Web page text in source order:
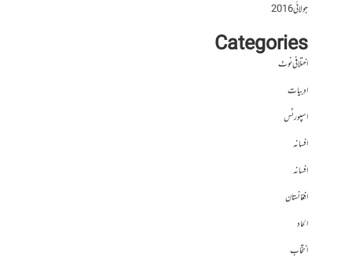
جولائی 2016
Categories
اختلافی نوٹ
ادبیات
اسپورٹس
افسانہ
افسانہ
افغانستان
الحاد
انتخاب